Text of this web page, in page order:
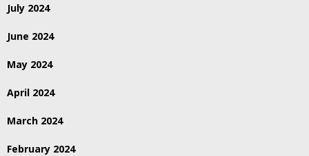
July 2024
June 2024
May 2024
April 2024
March 2024
February 2024